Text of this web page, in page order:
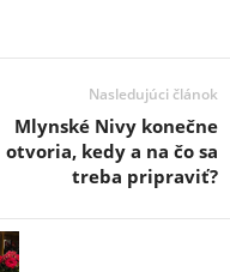
Nasledujúci článok
Mlynské Nivy konečne
otvoria, kedy a na čo sa
treba pripraviť?